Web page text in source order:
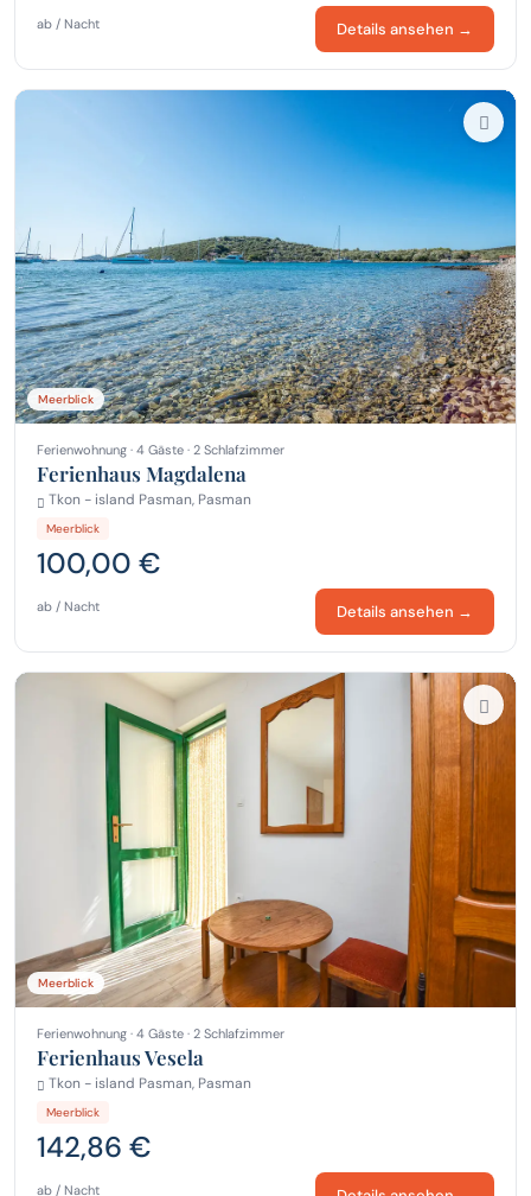
ab / Nacht Details ansehen →
Meerblick
Ferienwohnung · 4 Gäste · 2 Schlafzimmer
Ferienhaus Magdalena
Tkon - island Pasman, Pasman
Meerblick
100,00 €
ab / Nacht Details ansehen →
Meerblick
Ferienwohnung · 4 Gäste · 2 Schlafzimmer
Ferienhaus Vesela
Tkon - island Pasman, Pasman
Meerblick
142,86 €
ab / Nacht